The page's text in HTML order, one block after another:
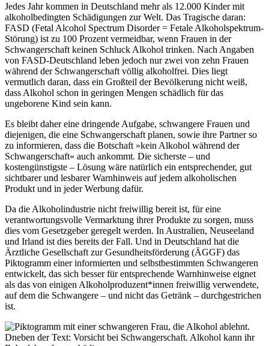
Jedes Jahr kommen in Deutschland mehr als 12.000 Kinder mit
alkoholbedingten Schädigungen zur Welt. Das Tragische daran:
FASD (Fetal Alcohol Spectrum Disorder = Fetale Alkoholspektrum-
Störung) ist zu 100 Prozent vermeidbar, wenn Frauen in der
Schwangerschaft keinen Schluck Alkohol trinken. Nach Angaben
von FASD-Deutschland leben jedoch nur zwei von zehn Frauen
während der Schwangerschaft völlig alkoholfrei. Dies liegt
vermutlich daran, dass ein Großteil der Bevölkerung nicht weiß,
dass Alkohol schon in geringen Mengen schädlich für das
ungeborene Kind sein kann.
Es bleibt daher eine dringende Aufgabe, schwangere Frauen und
diejenigen, die eine Schwangerschaft planen, sowie ihre Partner so
zu informieren, dass die Botschaft »kein Alkohol während der
Schwangerschaft« auch ankommt. Die sicherste – und
kostengünstigste – Lösung wäre natürlich ein entsprechender, gut
sichtbarer und lesbarer Warnhinweis auf jedem alkoholischen
Produkt und in jeder Werbung dafür.
Da die Alkoholindustrie nicht freiwillig bereit ist, für eine
verantwortungsvolle Vermarktung ihrer Produkte zu sorgen, muss
dies vom Gesetzgeber geregelt werden. In Australien, Neuseeland
und Irland ist dies bereits der Fall. Und in Deutschland hat die
Ärztliche Gesellschaft zur Gesundheitsförderung (ÄGGF) das
Piktogramm einer informierten und selbstbestimmten Schwangeren
entwickelt, das sich besser für entsprechende Warnhinweise eignet
als das von einigen Alkoholproduzent*innen freiwillig verwendete,
auf dem die Schwangere – und nicht das Getränk – durchgestrichen
ist.